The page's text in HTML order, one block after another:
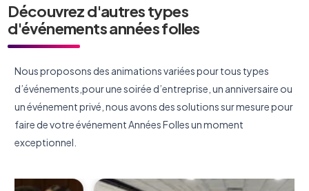
Découvrez d'autres types
d'événements années folles
Nous proposons des animations variées pour tous types
d’événements,pour une soirée d’entreprise, un anniversaire ou
un événement privé, nous avons des solutions sur mesure pour
faire de votre événement Années Folles un moment
exceptionnel.